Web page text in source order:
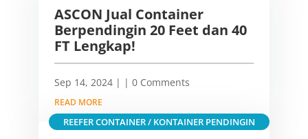
ASCON Jual Container
Berpendingin 20 Feet dan 40
FT Lengkap!
Sep 14, 2024| | 0 Comments
READ MORE
REEFER CONTAINER / KONTAINER PENDINGIN